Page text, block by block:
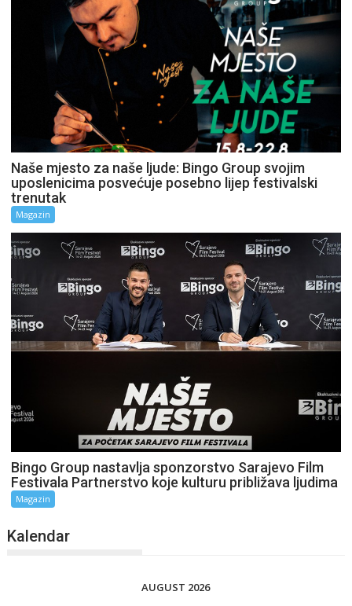
Naše mjesto za naše ljude: Bingo Group svojim
uposlenicima posvećuje posebno lijep festivalski
trenutak
Magazin
Bingo Group nastavlja sponzorstvo Sarajevo Film
Festivala Partnerstvo koje kulturu približava ljudima
Magazin
Kalendar
AUGUST 2026